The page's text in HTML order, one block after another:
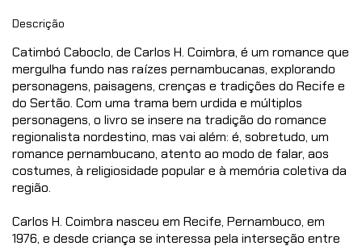
Descrição
Catimbó Caboclo, de Carlos H. Coimbra, é um romance que
mergulha fundo nas raízes pernambucanas, explorando
personagens, paisagens, crenças e tradições do Recife e
do Sertão. Com uma trama bem urdida e múltiplos
personagens, o livro se insere na tradição do romance
regionalista nordestino, mas vai além: é, sobretudo, um
romance pernambucano, atento ao modo de falar, aos
costumes, à religiosidade popular e à memória coletiva da
região.
Carlos H. Coimbra nasceu em Recife, Pernambuco, em
1976, e desde criança se interessa pela interseção entre